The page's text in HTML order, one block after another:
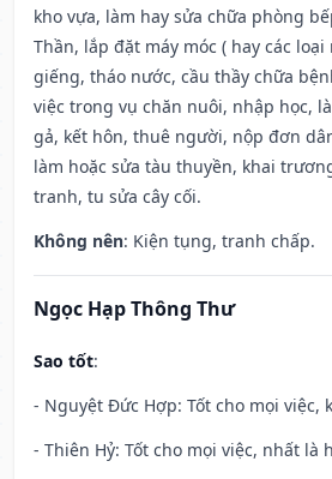
kho vựa, làm hay sửa chữa phòng
Thần, lắp đặt máy móc ( hay các
giếng, tháo nước, cầu thầy chữa
việc trong vụ chăn nuôi, nhập học,
gả, kết hôn, thuê người, nộp đơn
làm hoặc sửa tàu thuyền, khai
tranh, tu sửa cây cối.
Không nên: Kiện tụng, tranh chấp.
Ngọc Hạp Thông Thư
Sao tốt:
- Nguyệt Đức Hợp: Tốt cho mọi việc,
- Thiên Hỷ: Tốt cho mọi việc, nhất là